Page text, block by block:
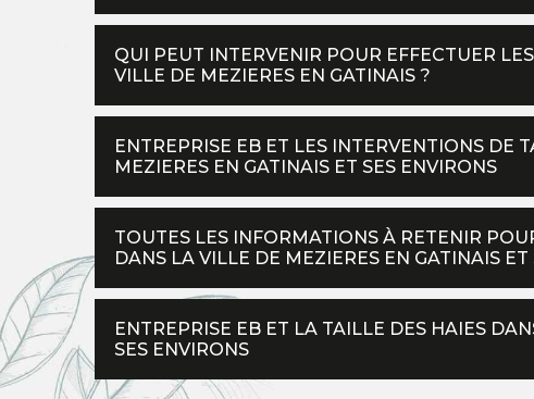
QUI PEUT INTERVENIR POUR EFFECTUER
VILLE DE MEZIERES EN GATINAIS ?
ENTREPRISE EB ET LES INTERVENTIONS DE
MEZIERES EN GATINAIS ET SES ENVIRONS
TOUTES LES INFORMATIONS À RETENIR
DANS LA VILLE DE MEZIERES EN GATINAIS ET
ENTREPRISE EB ET LA TAILLE DES HAIES
SES ENVIRONS